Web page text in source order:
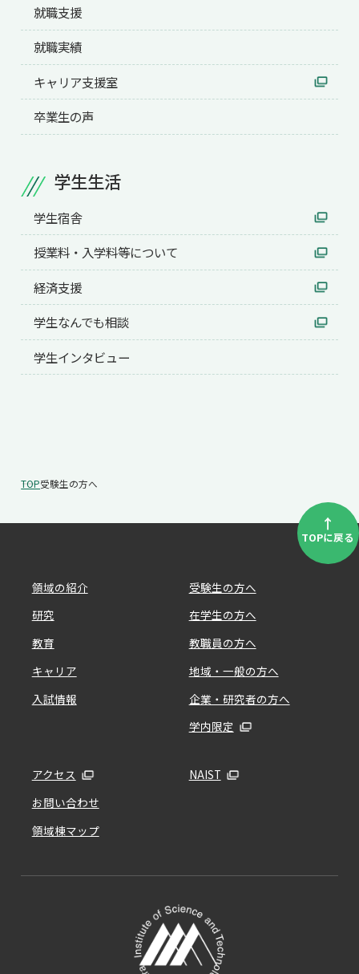
就職支援
就職実績
キャリア支援室
卒業生の声
学生生活
学生宿舎
授業料・入学料等について
経済支援
学生なんでも相談
学生インタビュー
TOP受験生の方へ
↑
TOPに戻る
領域の紹介
研究
教育
キャリア
入試情報
受験生の方へ
在学生の方へ
教職員の方へ
地域・一般の方へ
企業・研究者の方へ
学内限定
アクセス
お問い合わせ
領域棟マップ
NAIST